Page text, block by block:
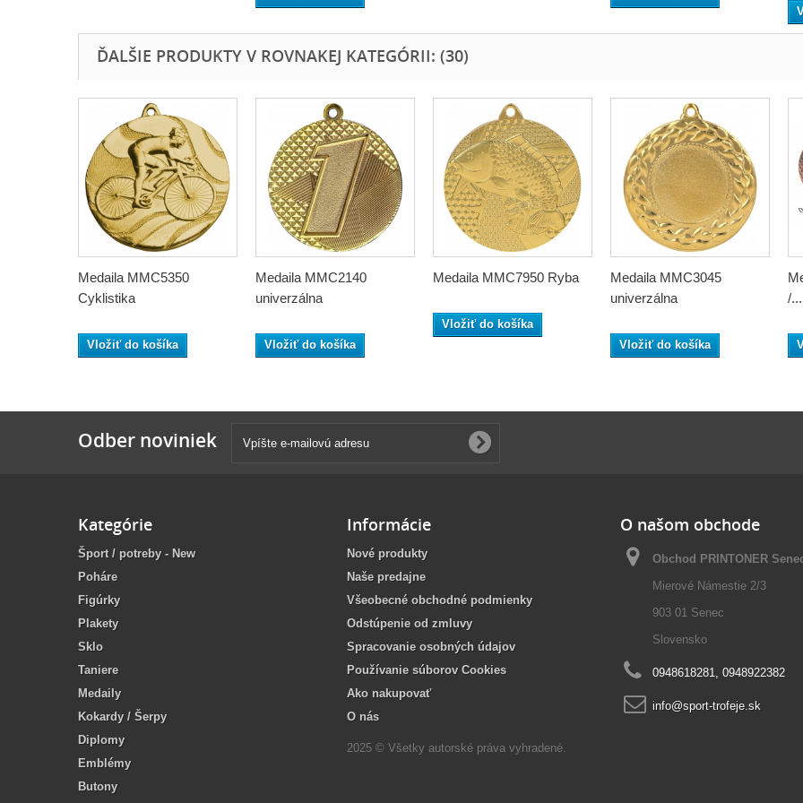
ĎALŠIE PRODUKTY V ROVNAKEJ KATEGÓRII: (30)
Medaila MMC5350
Cyklistika
Vložiť do košíka
Medaila MMC2140
univerzálna
Vložiť do košíka
Medaila MMC7950 Ryba
Vložiť do košíka
Medaila MMC3045
univerzálna
Vložiť do košíka
/...
Odber noviniek
Kategórie
Šport / potreby - New
Poháre
Figúrky
Plakety
Sklo
Taniere
Medaily
Kokardy / Šerpy
Diplomy
Emblémy
Butony
Informácie
Nové produkty
Naše predajne
Všeobecné obchodné podmienky
Odstúpenie od zmluvy
Spracovanie osobných údajov
Používanie súborov Cookies
Ako nakupovať
O nás
2025 © Všetky autorské práva vyhradené.
O našom obchode
Obchod PRINTONER
Mierové Námestie 2/3
903 01 Senec
Slovensko
0948618281, 0948922382
info@sport-trofeje.sk